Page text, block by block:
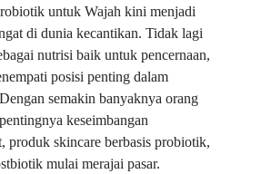
untuk Wajah kini menjadi
di dunia kecantikan. Tidak lagi
nutrisi baik untuk pencernaan,
posisi penting dalam
semakin banyaknya orang
keseimbangan
produk skincare berbasis probiotik,
mulai merajai pasar.